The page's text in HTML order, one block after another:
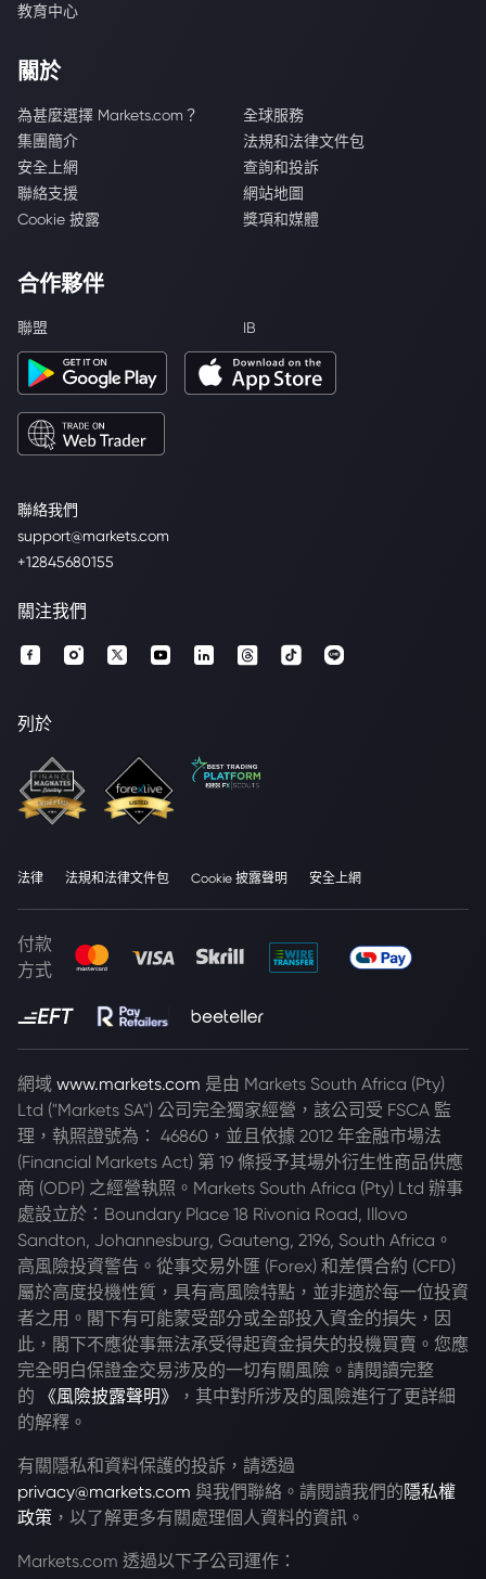
聯絡我們
support@markets.com
+12845680155
教育中心
關於
為甚麼選擇 Markets.com？
全球服務
集團簡介
法規和法律文件包
安全上網
查詢和投訴
聯絡支援
網站地圖
Cookie 披露
獎項和媒體
合作夥伴
聯盟 IB
關注我們
列於
法律 法規和法律文件包 Cookie 披露聲明 安全上網
付款
方式
網域 www.markets.com 是由 Markets South Africa (Pty)
Ltd ("Markets SA") 公司完全獨家經營，該公司受 FSCA 監
理，執照證號為： 46860，並且依據 2012 年金融市場法
(Financial Markets Act) 第 19 條授予其場外衍生性商品供應
商 (ODP) 之經營執照。Markets South Africa (Pty) Ltd 辦事
處設立於：Boundary Place 18 Rivonia Road, Illovo
Sandton, Johannesburg, Gauteng, 2196, South Africa。
高風險投資警告。從事交易外匯 (Forex) 和差價合約 (CFD)
屬於高度投機性質，具有高風險特點，並非適於每一位投資
者之用。閣下有可能蒙受部分或全部投入資金的損失，因
此，閣下不應從事無法承受得起資金損失的投機買賣。您應
完全明白保證金交易涉及的一切有關風險。請閱讀完整
的
《風險披露聲明》
，其中對所涉及的風險進行了更詳細
的解釋。
有關隱私和資料保護的投訴，請透過
privacy@markets.com 與我們聯絡。請閱讀我們的 隱私權
政策 ，以了解更多有關處理個人資料的資訊。
Markets.com 透過以下子公司運作：